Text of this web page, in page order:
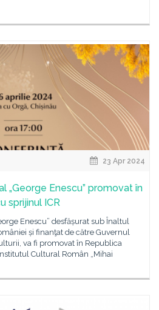
23 Apr 2024
„George Enescu” promovat în
sprijinul ICR
Enescu” desfășurat sub Înaltul
și finanţat de către Guvernul
va fi promovat în Republica
Cultural Român „Mihai